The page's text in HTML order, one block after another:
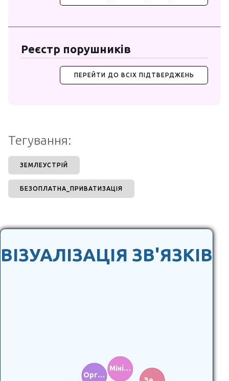
Реєстр порушників
ПЕРЕЙТИ ДО ВСІХ ПІДТВЕРДЖЕНЬ
Тегування:
ЗЕМЛЕУСТРІЙ
БЕЗОПЛАТНА_ПРИВАТИЗАЦІЯ
ВІЗУАЛІЗАЦІЯ ЗВ'ЯЗКІВ
Орг…
Міні…